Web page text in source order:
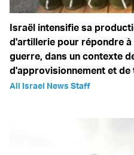
Israël intensifie sa
d'artillerie pour répondre à
guerre, dans un contexte
d'approvisionnement et de
All Israel News Staff